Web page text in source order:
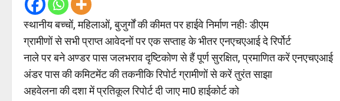
स्थानीय बच्चों, महिलाओं, बुजुर्गों की कीमत पर हाईवे निर्माण नहीः डीएम
ग्रामीणों से सभी प्राप्त आवेदनों पर एक सप्ताह के भीतर एनएचएआई दे रिर्पोर्ट
नाले पर बने अण्डर पास जलभराव दृष्टिकोण से हैं पूर्ण सुरक्षित, प्रमाणित करें एनएचएआई
अंडर पास की कमिटमेंट की तकनीकि रिपोर्ट ग्रामीणों से करें तुरंत साझा
अहवेलना की दशा में प्रतिकूल रिपोर्ट दी जाए मा0 हाईकोर्ट को